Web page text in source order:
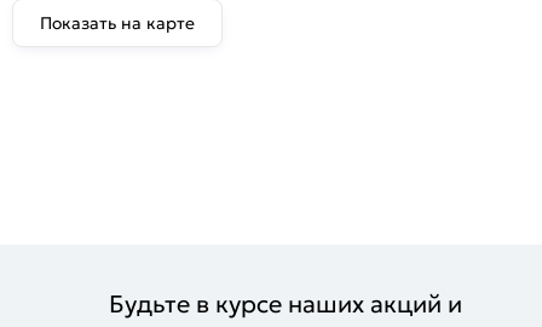
Показать на карте
Будьте в курсе наших акций и